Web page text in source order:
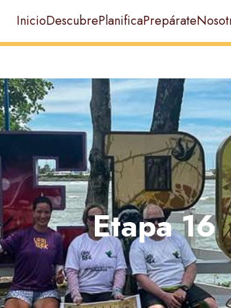
InicioDescubrePlanificaPrepárate
Etapa 16